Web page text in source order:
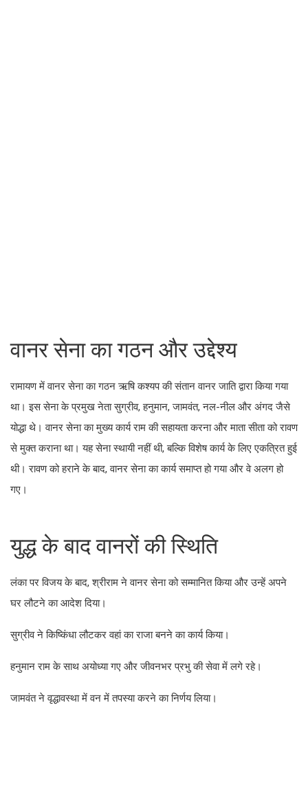
वानर सेना का गठन और उद्देश्य
रामायण में वानर सेना का गठन ऋषि कश्यप की संतान वानर जाति द्वारा किया गया
था। इस सेना के प्रमुख नेता सुग्रीव, हनुमान, जामवंत, नल-नील और अंगद जैसे
योद्धा थे। वानर सेना का मुख्य कार्य राम की सहायता करना और माता सीता को रावण
से मुक्त कराना था। यह सेना स्थायी नहीं थी, बल्कि विशेष कार्य के लिए एकत्रित हुई
थी। रावण को हराने के बाद, वानर सेना का कार्य समाप्त हो गया और वे अलग हो
गए।
युद्ध के बाद वानरों की स्थिति
लंका पर विजय के बाद, श्रीराम ने वानर सेना को सम्मानित किया और उन्हें अपने
घर लौटने का आदेश दिया।
सुग्रीव ने किष्किंधा लौटकर वहां का राजा बनने का कार्य किया।
हनुमान राम के साथ अयोध्या गए और जीवनभर प्रभु की सेवा में लगे रहे।
जामवंत ने वृद्धावस्था में वन में तपस्या करने का निर्णय लिया।